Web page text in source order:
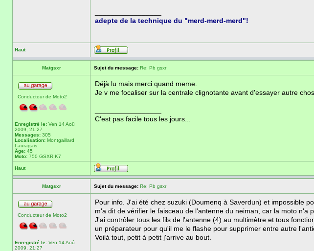
adepte de la technique du "merd-merd-merd"!
Haut
Matgsxr Sujet du message: Re: Pb gsxr
Conducteur de Moto2
Enregistré le: Ven 14 Aoû
2009, 21:27
Messages: 305
Localisation: Montgaillard
Lauragais
Âge: 45
Moto: 750 GSXR K7
Déjà lu mais merci quand meme.
Je v me focaliser sur la centrale clignotante avant d'essayer autre
C'est pas facile tous les jours...
Haut
Matgsxr Sujet du message: Re: Pb gsxr
Conducteur de Moto2
Enregistré le: Ven 14 Aoû
2009, 21:27
Pour info. J'ai été chez suzuki (Doumenq à Saverdun) et impossible
m'a dit de vérifier le faisceau de l'antenne du neiman, car la moto n'a
J'ai contrôler tous les fils de l'antenne (4) au multimètre et tous
un préparateur pour qu'il me le flashe pour supprimer entre autre
Voilà tout, petit à petit j'arrive au bout.